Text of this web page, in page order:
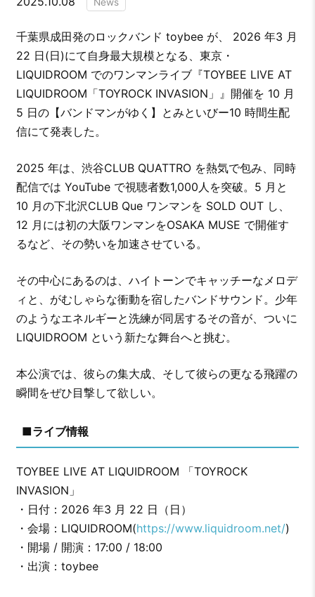
千葉県成田発のロックバンド toybee が、 2026 年3 月
22 日(日)にて自身最大規模となる、東京・
LIQUIDROOM でのワンマンライブ『TOYBEE LIVE AT
LIQUIDROOM「TOYROCK INVASION」』開催を 10 月
5 日の【バンドマンがゆく】とみといびー10 時間生配
信にて発表した。
2025 年は、渋谷CLUB QUATTRO を熱気で包み、同時
配信では YouTube で視聴者数1,000人を突破。5 月と
10 月の下北沢CLUB Que ワンマンを SOLD OUT し、
12 月には初の大阪ワンマンをOSAKA MUSE で開催す
るなど、その勢いを加速させている。
その中心にあるのは、ハイトーンでキャッチーなメロデ
ィと、がむしゃらな衝動を宿したバンドサウンド。少年
のようなエネルギーと洗練が同居するその音が、ついに
LIQUIDROOM という新たな舞台へと挑む。
本公演では、彼らの集大成、そして彼らの更なる飛躍の
瞬間をぜひ目撃して欲しい。
■ライブ情報
TOYBEE LIVE AT LIQUIDROOM 「TOYROCK
INVASION」
・日付：2026 年3 月 22 日（日）
・会場：LIQUIDROOM(https://www.liquidroom.net/)
・開場 / 開演：17:00 / 18:00
・出演：toybee